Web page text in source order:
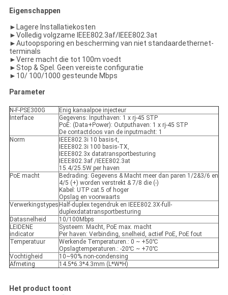
Eigenschappen
►Lagere Installatiekosten
►Volledig volgzame IEEE802.3af/IEEE802.3at
►Autoopsporing en bescherming van niet standaardethernet-
terminals
►Verre macht die tot 100m voedt
►Stop & Spel. Geen vereiste configuratie
►10/ 100/1000 gesteunde Mbps
Parameter
N-F-PSE300G
Enig kanaalpoe injecteur
Interface
Gegevens: Inputhaven: 1 x rj-45 STP
PoE: (Data+Power): Outputhaven: 1 x rj-45 STP
De contactdoos van de inputmacht: 1
Norm
IEEE802.3i 10 basis-t,
IEEE802.3i 100 basis-TX,
IEEE802.3x datatransportbesturing
IEEE802.3af /IEEE802.3at
15.4/25.5W per haven
PoE macht
Bedrading: Gegevens & Macht meer dan paren 1/2&3/6 en
4/5 (+) worden verstrekt & 7/8 die (-)
Kabel: UTP cat.5 of hoger
Opslag en voorwaarts
Verwerkingstypes Half-duplex tegendruk en IEEE802.3X-full-
duplexdatatransportbesturing
Datasnelheid
10/100Mbps
LEIDENE
indicator
Systeem: Macht, PoE max. macht
Per haven: Verbinding, snelheid, actief PoE, PoE fout
Temperatuur
Werkende Temperaturen.: 0 ~ +50℃
Opslagtemperaturen.: -20℃ ~ +70℃
Vochtigheid
10~90% non-condensing
Afmeting
14.5*6.3*4.3mm (L*W*H)
Het product toont